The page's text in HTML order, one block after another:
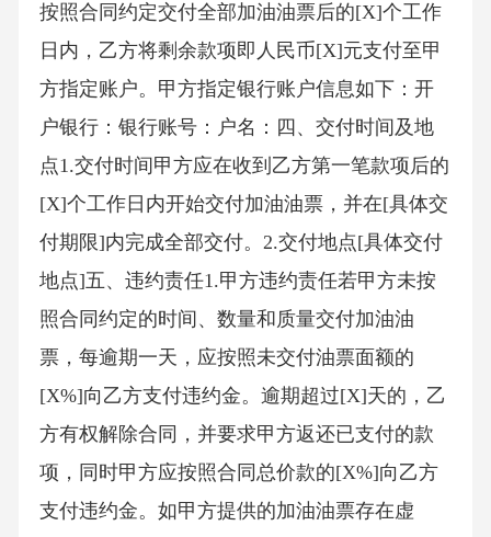
按照合同约定交付全部加油油票后的[X]个工作
日内，乙方将剩余款项即人民币[X]元支付至甲
方指定账户。甲方指定银行账户信息如下：开
户银行：银行账号：户名：四、交付时间及地
点1.交付时间甲方应在收到乙方第一笔款项后的
[X]个工作日内开始交付加油油票，并在[具体交
付期限]内完成全部交付。2.交付地点[具体交付
地点]五、违约责任1.甲方违约责任若甲方未按
照合同约定的时间、数量和质量交付加油油
票，每逾期一天，应按照未交付油票面额的
[X%]向乙方支付违约金。逾期超过[X]天的，乙
方有权解除合同，并要求甲方返还已支付的款
项，同时甲方应按照合同总价款的[X%]向乙方
支付违约金。如甲方提供的加油油票存在虚